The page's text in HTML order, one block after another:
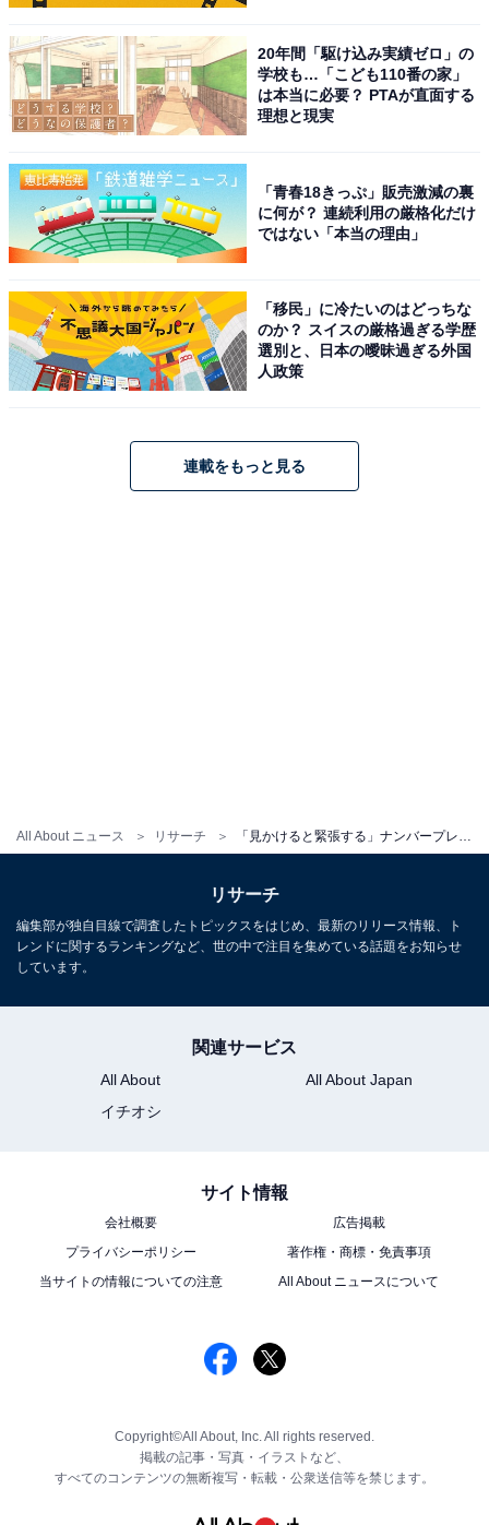
All About ニュース リサーチ
20年間「駆け込み実績ゼロ」の
学校も…「こども110番の家」
は本当に必要？ PTAが直面する
理想と現実
「青春18きっぷ」販売激減の裏
に何が？ 連続利用の厳格化だけ
ではない「本当の理由」
「移民」に冷たいのはどっちな
のか？ スイスの厳格過ぎる学歴
選別と、日本の曖昧過ぎる外国
人政策
連載をもっと見る
リサーチ
編集部が独自目線で調査したトピックスをはじめ、最新のリリース情報、ト
レンドに関するランキングなど、世の中で注目を集めている話題をお知らせ
しています。
関連サービス
All About
All About Japan
イチオシ
サイト情報
会社概要
広告掲載
プライバシーポリシー
著作権・商標・免責事項
当サイトの情報についての注意
All About ニュースについて
Copyright©All About, Inc. All rights reserved.
掲載の記事・写真・イラストなど、
すべてのコンテンツの無断複写・転載・公衆送信等を禁じます。